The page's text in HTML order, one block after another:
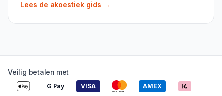
Lees de akoestiek gids →
Veilig betalen met
G Pay VISA AMEX